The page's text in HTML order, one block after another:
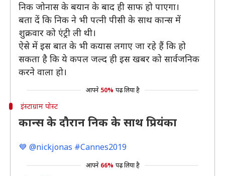
निक जोनास के बयान के बाद ही साफ हो पाएगा।
बता दें कि निक ने भी पत्नी पीसी के साथ कान्स में
शुक्रवार को एंट्री ली थी।
ऐसे में इस बात के भी कयास लगाए जा रहे हैं कि हो
सकता है कि ये कपल जल्द ही इस खबर को सार्वजनिक
करने वाला हो।
आपने 50% पढ़ लिया है
इंस्टाग्राम पोस्ट
कान्स के दौरान निक के साथ प्रियंका
💙 @nickjonas #Cannes2019
आपने 66% पढ़ लिया है